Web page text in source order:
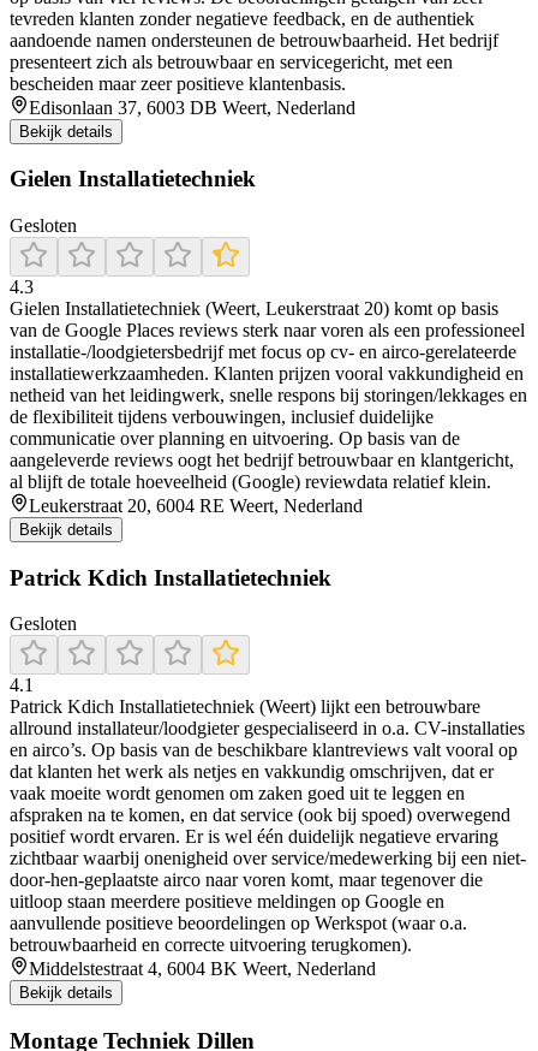
tevreden klanten zonder negatieve feedback, en de authentiek
aandoende namen ondersteunen de betrouwbaarheid. Het bedrijf
presenteert zich als betrouwbaar en servicegericht, met een
bescheiden maar zeer positieve klantenbasis.
Edisonlaan 37, 6003 DB Weert, Nederland
Bekijk details
Gielen Installatietechniek
Gesloten
4.3
Gielen Installatietechniek (Weert, Leukerstraat 20) komt op basis
van de Google Places reviews sterk naar voren als een professioneel
installatie-/loodgietersbedrijf met focus op cv- en airco-gerelateerde
installatiewerkzaamheden. Klanten prijzen vooral vakkundigheid en
netheid van het leidingwerk, snelle respons bij storingen/lekkages en
de flexibiliteit tijdens verbouwingen, inclusief duidelijke
communicatie over planning en uitvoering. Op basis van de
aangeleverde reviews oogt het bedrijf betrouwbaar en klantgericht,
al blijft de totale hoeveelheid (Google) reviewdata relatief klein.
Leukerstraat 20, 6004 RE Weert, Nederland
Bekijk details
Patrick Kdich Installatietechniek
Gesloten
4.1
Patrick Kdich Installatietechniek (Weert) lijkt een betrouwbare
allround installateur/loodgieter gespecialiseerd in o.a. CV-installaties
en airco’s. Op basis van de beschikbare klantreviews valt vooral op
dat klanten het werk als netjes en vakkundig omschrijven, dat er
vaak moeite wordt genomen om zaken goed uit te leggen en
afspraken na te komen, en dat service (ook bij spoed) overwegend
positief wordt ervaren. Er is wel één duidelijk negatieve ervaring
zichtbaar waarbij onenigheid over service/medewerking bij een niet-
door-hen-geplaatste airco naar voren komt, maar tegenover die
uitloop staan meerdere positieve meldingen op Google en
aanvullende positieve beoordelingen op Werkspot (waar o.a.
betrouwbaarheid en correcte uitvoering terugkomen).
Middelstestraat 4, 6004 BK Weert, Nederland
Bekijk details
Montage Techniek Dillen